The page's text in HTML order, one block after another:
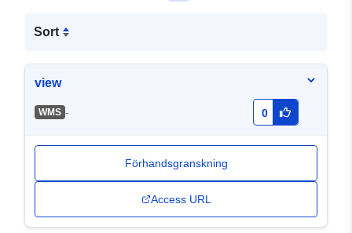
Sort
view
WMS - 0
Förhandsgranskning
Access URL